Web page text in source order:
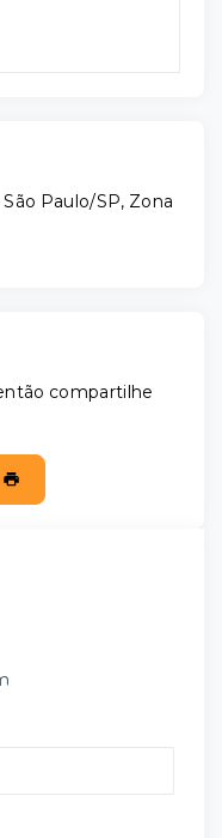
Paulo/SP, Zona
compartilhe